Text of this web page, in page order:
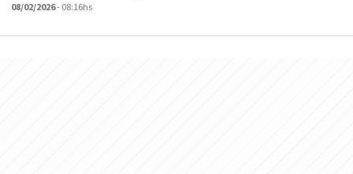
08/02/2026- 08:16hs